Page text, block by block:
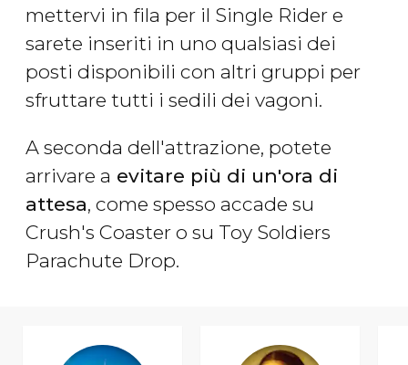
mettervi in fila per il Single Rider e
sarete inseriti in uno qualsiasi dei
posti disponibili con altri gruppi per
sfruttare tutti i sedili dei vagoni.
A seconda dell'attrazione, potete
arrivare a evitare più di un'ora di
attesa, come spesso accade su
Crush's Coaster o su Toy Soldiers
Parachute Drop.